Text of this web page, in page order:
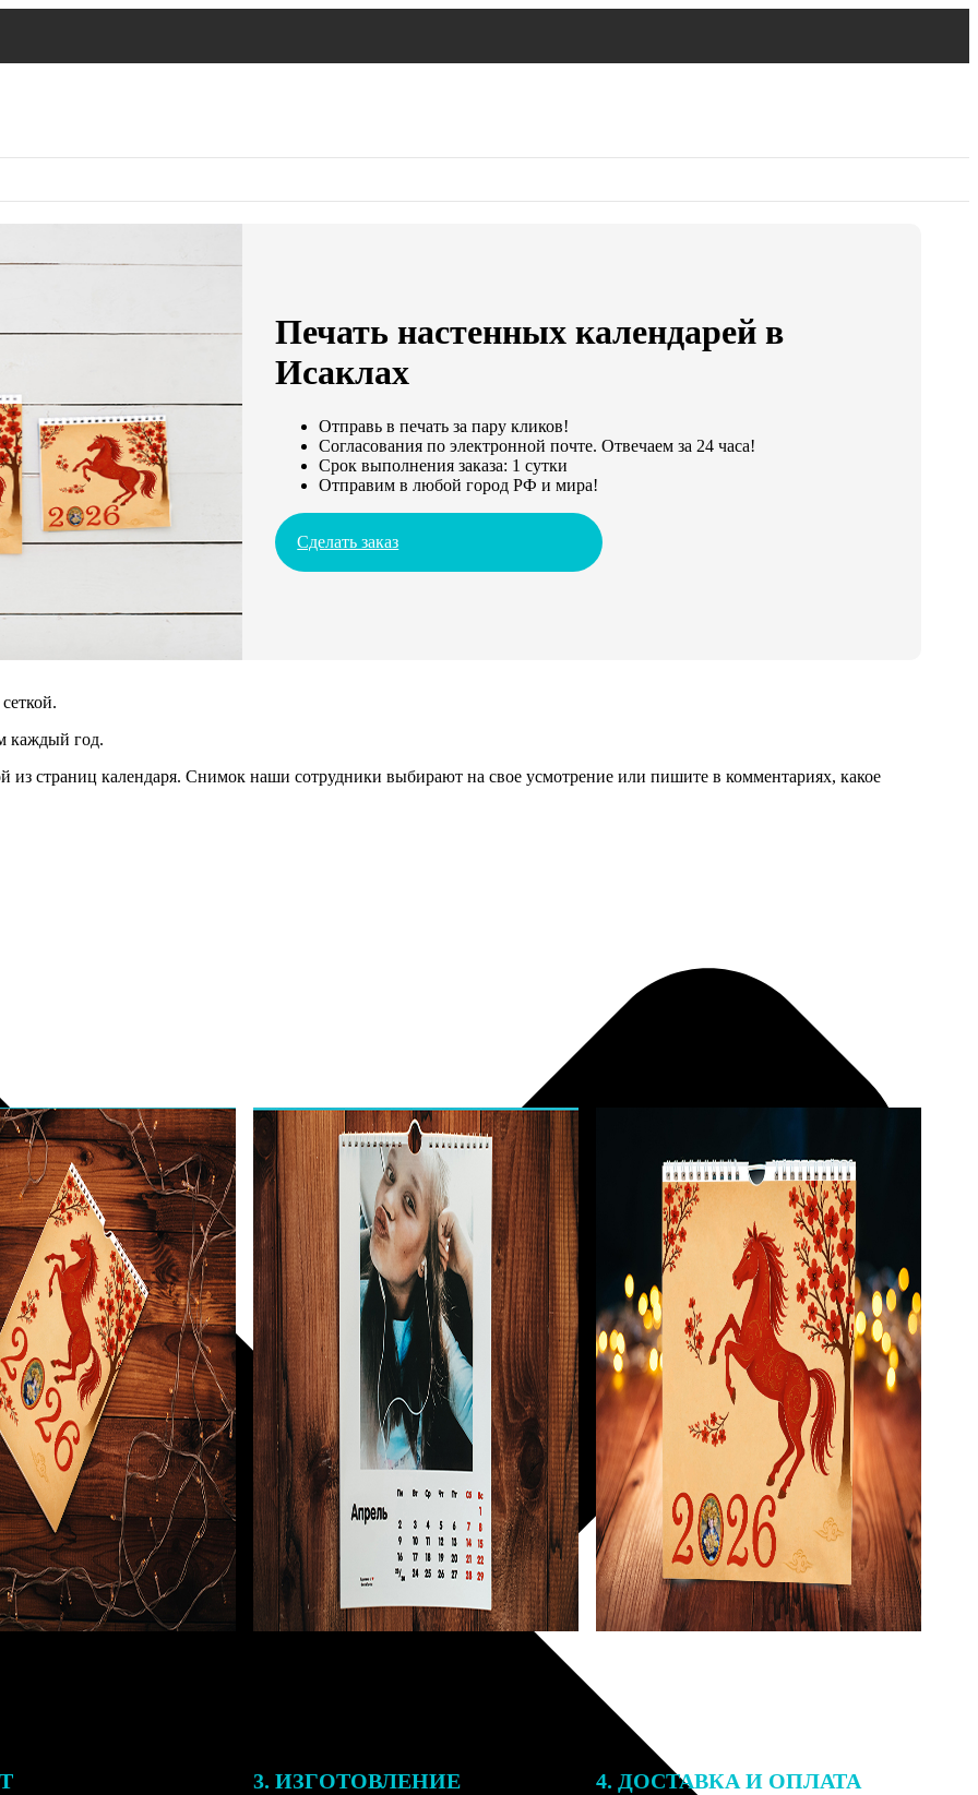
Печать настенных календарей в
Исаклах
Отправь в печать за пару кликов!
Согласования по электронной почте. Отвечаем за 24 часа!
Срок выполнения заказа: 1 сутки
Отправим в любой город РФ и мира!
Сделать заказ
каждый год.
страниц календаря. Снимок наши сотрудники выбирают на свое усмотрение или пишите в комментариях, какое
3. ИЗГОТОВЛЕНИЕ 4. ДОСТАВКА И ОПЛАТА